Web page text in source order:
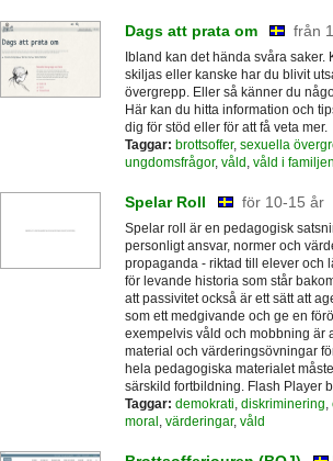
Dags att prata om från
Ibland kan det hända svåra saker.
skiljas eller kanske har du blivit
övergrepp. Eller så känner du
Här kan du hitta information och
dig för stöd eller för att få veta mer.
Taggar: brottsoffer, sexuella
ungdomsfrågor, våld våld i familjen
Spelar Roll för 10-15 år
Spelar roll är en pedagogisk
personligt ansvar, normer och
propaganda - riktad till elever och
för levande historia som står
att passivitet också är ett sätt att
som ett medgivande och ge en
exempelvis våld och mobbning är
material och värderingsövningar
hela pedagogiska materialet
särskild fortbildning. Flash Player
Taggar: demokrati, diskriminering,
moral , värderingar, våld